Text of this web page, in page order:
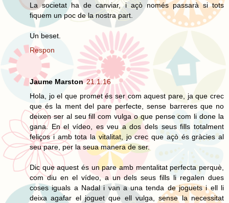
La societat ha de canviar, i açò només passarà si tots
fiquem un poc de la nostra part.
Un beset.
Respon
Jaume Marston 21.1.16
Hola, jo el que promet és ser com aquest pare, ja que crec
que és la ment del pare perfecte, sense barreres que no
deixen ser al seu fill com vulga o que pense com li done la
gana. En el vídeo, es veu a dos dels seus fills totalment
feliços i amb tota la vitalitat, jo crec que açò és gràcies al
seu pare, per la seua manera de ser.
Dic que aquest és un pare amb mentalitat perfecta perquè,
com diu en el vídeo, a un dels seus fills li regalen dues
coses iguals a Nadal i van a una tenda de joguets i ell li
deixa agafar el joguet que ell vulga, sense la necessitat